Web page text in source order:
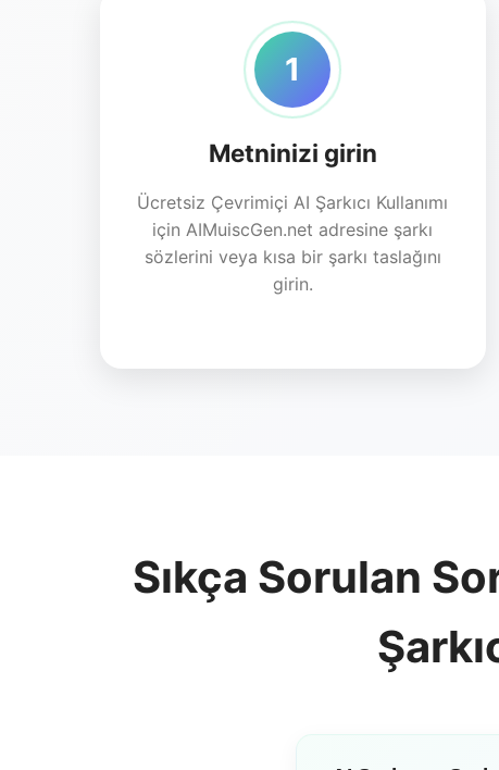
1
Metninizi girin
Ücretsiz Çevrimiçi AI Şarkıcı Kullanımı
için AIMuiscGen.net adresine şarkı
sözlerini veya kısa bir şarkı taslağını
girin.
Sıkça Sorulan